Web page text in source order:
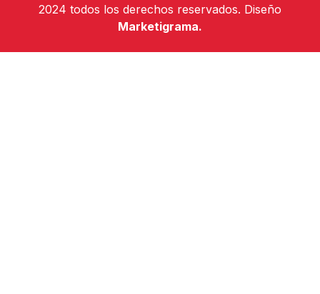
2024 todos los derechos reservados. Diseño
Marketigrama.